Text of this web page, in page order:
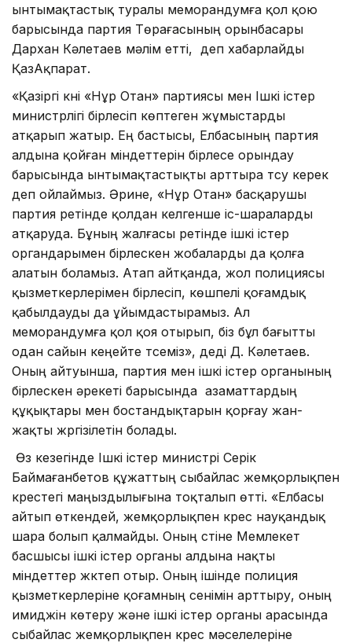
ынтымақтастық туралы меморандумға қол қою
барысында партия Төрағасының орынбасары
Дархан Кәлетаев мәлім етті, деп хабарлайды
ҚазАқпарат.
«Қазіргі күні «Нұр Отан» партиясы мен Ішкі істер
министрлігі бірлесіп көптеген жұмыстарды
атқарып жатыр. Ең бастысы, Елбасының партия
алдына қойған міндеттерін бірлесе орындау
барысында ынтымақтастықты арттыра түсу керек
деп ойлаймыз. Әрине, «Нұр Отан» басқарушы
партия ретінде қолдан келгенше іс-шараларды
атқаруда. Бұның жалғасы ретінде ішкі істер
органдарымен бірлескен жобаларды да қолға
алатын боламыз. Атап айтқанда, жол полициясы
қызметкерлерімен бірлесіп, көшпелі қоғамдық
қабылдауды да ұйымдастырамыз. Ал
меморандумға қол қоя отырып, біз бұл бағытты
одан сайын кеңейте түсеміз», деді Д. Кәлетаев.
Оның айтуынша, партия мен ішкі істер органының
бірлескен әрекеті барысында азаматтардың
құқықтары мен бостандықтарын қорғау жан-
жақты жүргізілетін болады.
Өз кезегінде Ішкі істер министрі Серік
Баймағанбетов құжаттың сыбайлас жемқорлықпен
күрестегі маңыздылығына тоқталып өтті. «Елбасы
айтып өткендей, жемқорлықпен күрес науқандық
шара болып қалмайды. Оның үстіне Мемлекет
басшысы ішкі істер органы алдына нақты
міндеттер жүктеп отыр. Оның ішінде полиция
қызметкерлеріне қоғамның сенімін арттыру, оның
имиджін көтеру және ішкі істер органы арасында
сыбайлас жемқорлықпен күрес мәселелеріне